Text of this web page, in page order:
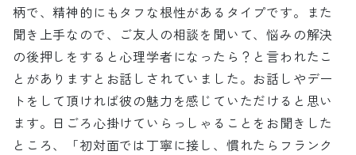
柄で、精神的にもタフな根性があるタイプです。また
聞き上手なので、ご友人の相談を聞いて、悩みの解決
の後押しをすると心理学者になったら？と言われたこ
とがありますとお話しされていました。お話しやデー
トをして頂ければ彼の魅力を感じていただけると思い
ます。日ごろ心掛けていらっしゃることをお聞きした
ところ、「初対面では丁寧に接し、慣れたらフランク